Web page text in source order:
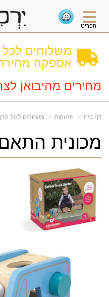
תפריט
משלוחים
אספקה
מחירים מהיבואן
דף בית תינוקות משחקים לגיל
מכונית